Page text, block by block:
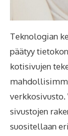
Teknologian
päätyy
kotisivujen
verkkosivusto.
sivustojen
suositellaan